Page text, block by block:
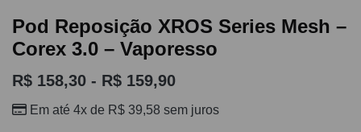
Pod Reposição XROS Series Mesh –
Corex 3.0 – Vaporesso
R$ 158,30 - R$ 159,90
Em até 4x de R$ 39,58 sem juros